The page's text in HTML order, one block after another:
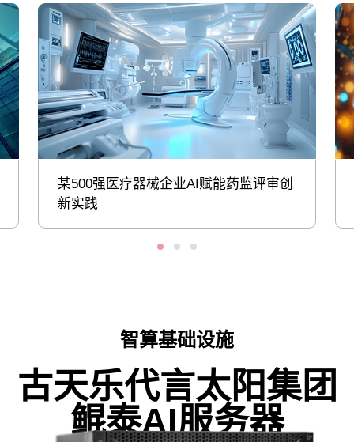
某500强医疗器械企业AI赋能药监评审创
新实践
智算基础设施
古天乐代言太阳集团
鲲泰AI服务器